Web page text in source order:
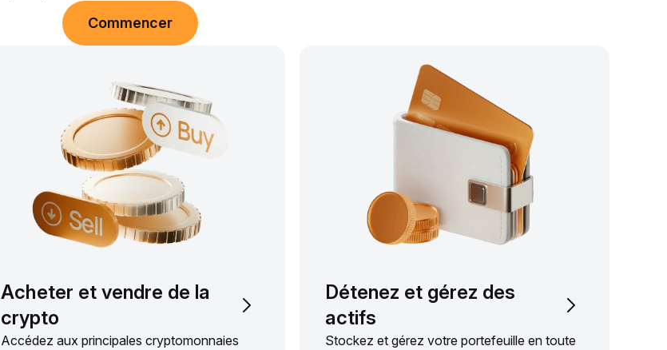
Commencer
Acheter et vendre de la
crypto
Accédez aux principales cryptomonnaies
Détenez et gérez des
actifs
Stockez et gérez votre portefeuille en toute